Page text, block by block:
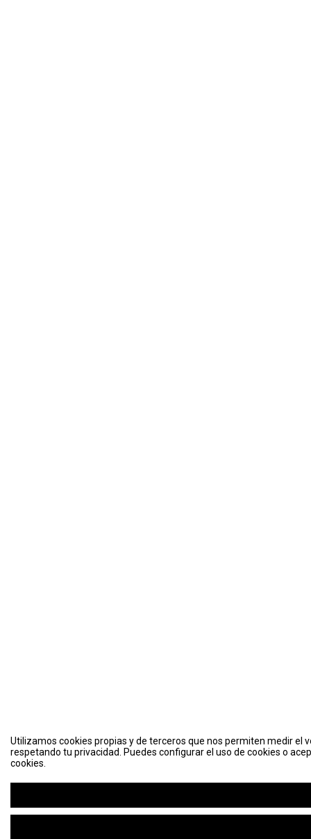
Utilizamos cookies propias y de terceros que nos permiten medir el
respetando tu privacidad. Puedes configurar el uso de cookies o
cookies.